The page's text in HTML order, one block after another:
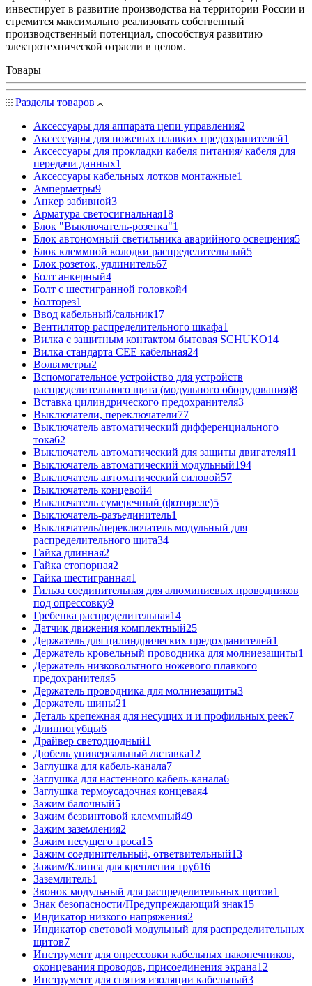
инвестирует в развитие производства на территории России и
стремится максимально реализовать собственный
производственный потенциал, способствуя развитию
электротехнической отрасли в целом.
Товары
Разделы товаров
Аксессуары для аппарата цепи управления2
Аксессуары для ножевых плавких предохранителей1
Аксессуары для прокладки кабеля питания/ кабеля для
передачи данных1
Аксессуары кабельных лотков монтажные1
Амперметры9
Анкер забивной3
Арматура светосигнальная18
Блок "Выключатель-розетка"1
Блок автономный светильника аварийного освещения5
Блок клеммной колодки распределительный5
Блок розеток, удлинитель67
Болт анкерный4
Болт с шестигранной головкой4
Болторез1
Ввод кабельный/сальник17
Вентилятор распределительного шкафа1
Вилка с защитным контактом бытовая SCHUKO14
Вилка стандарта CEE кабельная24
Вольтметры2
Вспомогательное устройство для устройств
распределительного щита (модульного оборудования)8
Вставка цилиндрического предохранителя3
Выключатели, переключатели77
Выключатель автоматический дифференциального
тока62
Выключатель автоматический для защиты двигателя11
Выключатель автоматический модульный194
Выключатель автоматический силовой57
Выключатель концевой4
Выключатель сумеречный (фотореле)5
Выключатель-разъединитель1
Выключатель/переключатель модульный для
распределительного щита34
Гайка длинная2
Гайка стопорная2
Гайка шестигранная1
Гильза соединительная для алюминиевых проводников
под опрессовку9
Гребенка распределительная14
Датчик движения комплектный25
Держатель для цилиндрических предохранителей1
Держатель кровельный проводника для молниезащиты1
Держатель низковольтного ножевого плавкого
предохранителя5
Держатель проводника для молниезащиты3
Держатель шины21
Деталь крепежная для несущих и и профильных реек7
Длинногубцы6
Драйвер светодиодный1
Дюбель универсальный /вставка12
Заглушка для кабель-канала7
Заглушка для настенного кабель-канала6
Заглушка термоусадочная концевая4
Зажим балочный5
Зажим безвинтовой клеммный49
Зажим заземления2
Зажим несущего троса15
Зажим соединительный, ответвительный13
Зажим/Клипса для крепления труб16
Заземлитель1
Звонок модульный для распределительных щитов1
Знак безопасности/Предупреждающий знак15
Индикатор низкого напряжения2
Индикатор световой модульный для распределительных
щитов7
Инструмент для опрессовки кабельных наконечников,
оконцевания проводов, присоединения экрана12
Инструмент для снятия изоляции кабельный3